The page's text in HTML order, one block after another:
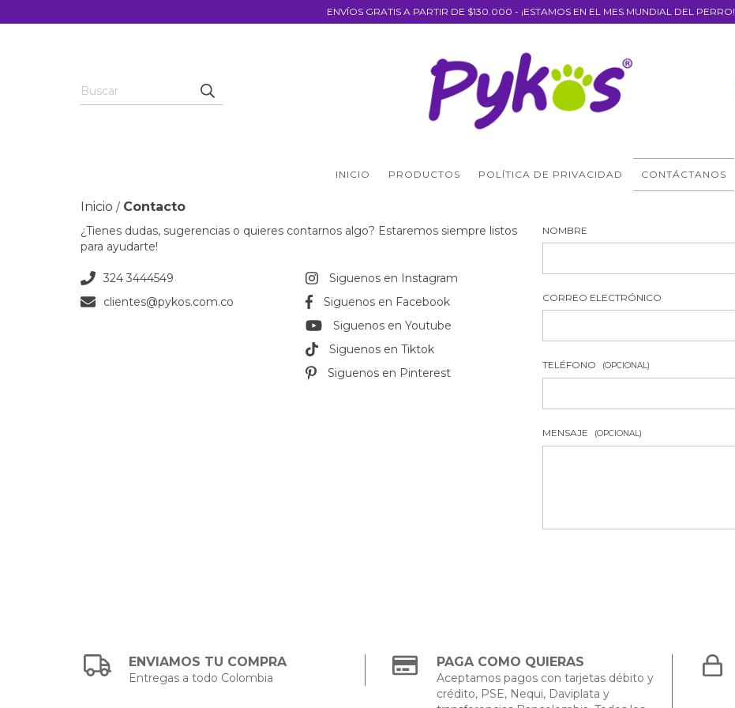
ENVÍOS GRATIS A PARTIR DE $130.000 - ¡ESTAMOS EN EL MES MUNDIAL DEL PERRO!
INICIO PRODUCTOS POLÍTICA DE PRIVACIDAD CONTÁCTANOS
Inicio / Contacto
¿Tienes dudas, sugerencias o quieres contarnos algo? Estaremos siempre listos
para ayudarte!
324 3444549
clientes@pykos.com.co
Siguenos en Instagram
Siguenos en Facebook
Siguenos en Youtube
Siguenos en Tiktok
Siguenos en Pinterest
NOMBRE
CORREO ELECTRÓNICO
TELÉFONO (OPCIONAL)
MENSAJE (OPCIONAL)
ENVIAMOS TU COMPRA
Entregas a todo Colombia
PAGA COMO QUIERAS
Aceptamos pagos con tarjetas débito y
crédito, PSE, Nequi, Daviplata y